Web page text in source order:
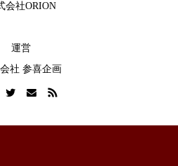
会社ORION
運営
社 参喜企画